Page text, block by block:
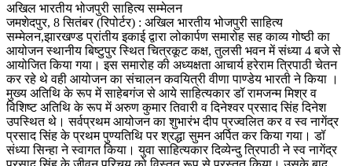
अखिल भारतीय भोजपुरी साहित्य सम्मेलन
जमशेदपुर, 8 सितंबर (रिपोर्टर) : अखिल भारतीय भोजपुरी साहित्य
सम्मेलन,झारखण्ड प्रांतीय इकाई द्वारा लोकार्पण समारोह सह काव्य गोष्ठी का
आयोजन स्थानीय बिष्टुपुर स्थित चित्रकूट कक्ष, तुलसी भवन में संध्या 4 बजे से
आयोजित किया गया। इस समारोह की अध्यक्षता आचार्य हरेराम त्रिपाठी चेतन
कर रहे थे वही आयोजन का संचालन कवयित्री वीणा पाण्डेय भारती ने किया ।
मुख्य अतिथि के रूप में साहेबगंज से आये साहित्यकार डॉ रामजन्म मिश्र व
विशिष्ट अतिथि के रूप में अरुण कुमार तिवारी व दिनेश्वर प्रसाद सिंह दिनेश
उपस्थित थे। सर्वप्रथम आयोजन का शुभारंभ दीप प्रज्वलित कर व स्व नागेंद्र
प्रसाद सिंह के प्रथम पुण्यतिथि पर श्रद्धा सुमन अर्पित कर किया गया। डॉ
संध्या सिन्हा ने स्वागत किया। युवा साहित्यकार दिव्येन्दु त्रिपाठी ने स्व नागेंद्र